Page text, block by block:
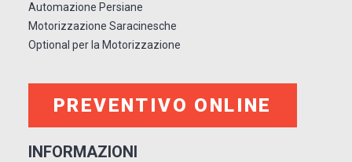
Automazione Persiane
Motorizzazione Saracinesche
Optional per la Motorizzazione
PREVENTIVO ONLINE
INFORMAZIONI